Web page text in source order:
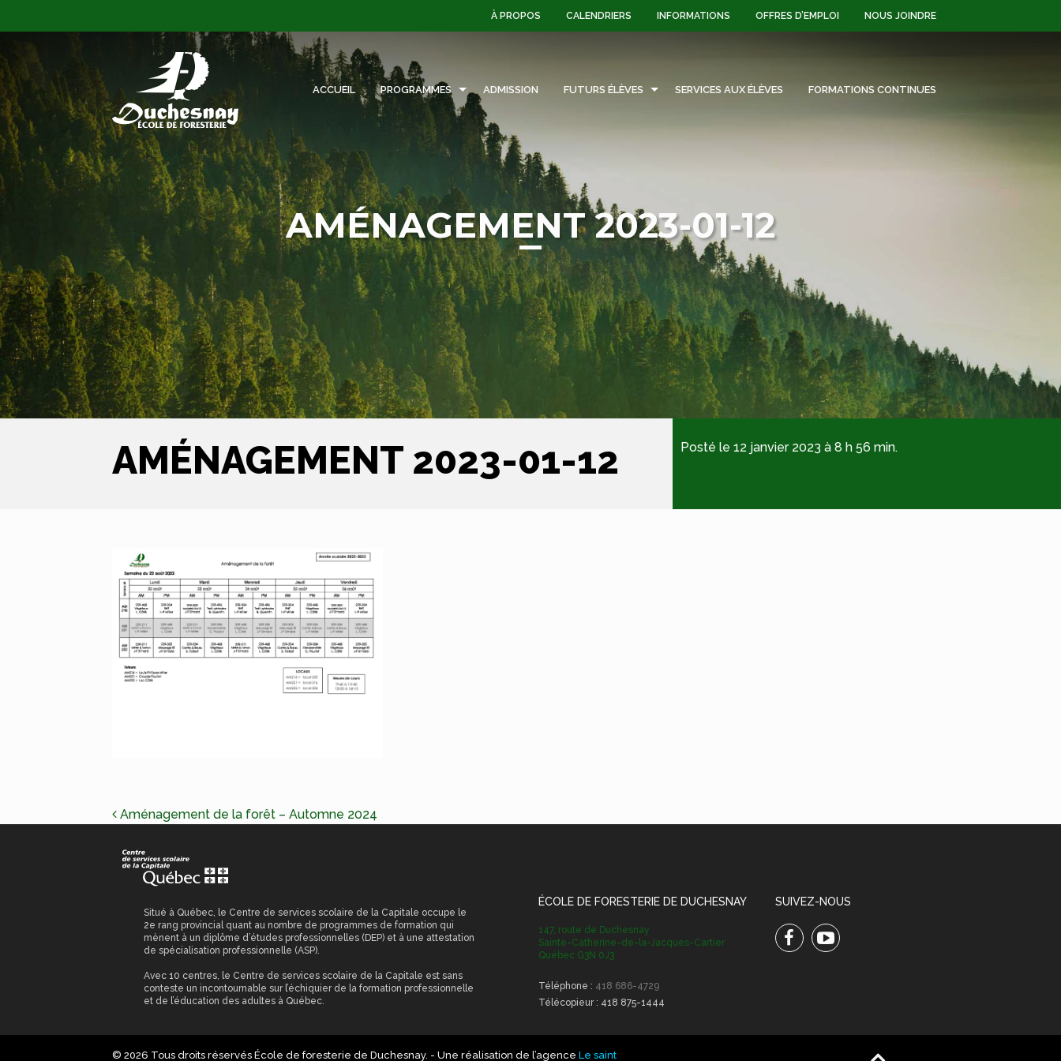
À PROPOS CALENDRIERS INFORMATIONS OFFRES D’EMPLOI NOUS JOINDRE
ACCUEIL PROGRAMMES ADMISSION FUTURS ÉLÈVES SERVICES AUX ÉLÈVES FORMATIONS CONTINUES
AMÉNAGEMENT 2023-01-12
AMÉNAGEMENT 2023-01-12 Posté le 12 janvier 2023 à 8 h 56 min.
NAVIGATION
DE
L’ARTICLE
Aménagement de la forêt – Automne 2024
Situé à Québec, le Centre de services scolaire de la Capitale occupe le
2e rang provincial quant au nombre de programmes de formation qui
mènent à un diplôme d’études professionnelles (DEP) et à une attestation
de spécialisation professionnelle (ASP).
Avec 10 centres, le Centre de services scolaire de la Capitale est sans
conteste un incontournable sur l’échiquier de la formation professionnelle
et de l’éducation des adultes à Québec.
ÉCOLE DE FORESTERIE DE DUCHESNAY
147, route de Duchesnay
Sainte-Catherine-de-la-Jacques-Cartier
Québec G3N 0J3
Téléphone : 418 686-4729
Télécopieur : 418 875-1444
SUIVEZ-NOUS
FacebookYoutube
© 2026 Tous droits réservés École de foresterie de Duchesnay. - Une réalisation de l’agence Le saint